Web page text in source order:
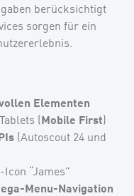
berücksichtigt
sorgen für ein
Elementen
(Mobile First)
(Autoscout 24 und
“James”
Menu-Navigation